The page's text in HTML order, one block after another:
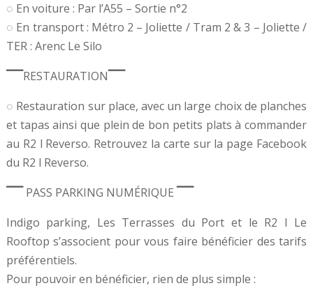
◌ En voiture : Par l’A55 – Sortie n°2
◌ En transport : Métro 2 – Joliette / Tram 2 & 3 – Joliette /
TER : Arenc Le Silo
▔▔RESTAURATION▔▔
◌ Restauration sur place, avec un large choix de planches
et tapas ainsi que plein de bon petits plats à commander
au R2 l Reverso. Retrouvez la carte sur la page Facebook
du R2 l Reverso.
▔▔ PASS PARKING NUMÉRIQUE ▔▔
Indigo parking, Les Terrasses du Port et le R2 I Le
Rooftop s’associent pour vous faire bénéficier des tarifs
préférentiels.
Pour pouvoir en bénéficier, rien de plus simple :